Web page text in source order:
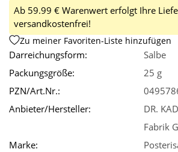
Ab 59.99 € Warenwert erfolgt Ihre
versandkostenfrei!
Zu meiner Favoriten-Liste hinzufügen
Darreichungsform:
Salbe
Packungsgröße:
25 g
PZN/Art.Nr.:
Anbieter/Hersteller:
DR.
Fabrik
Marke: